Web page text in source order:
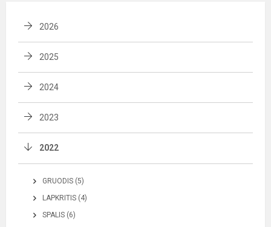
2026
2025
2024
2023
2022
GRUODIS (5)
LAPKRITIS (4)
SPALIS (6)